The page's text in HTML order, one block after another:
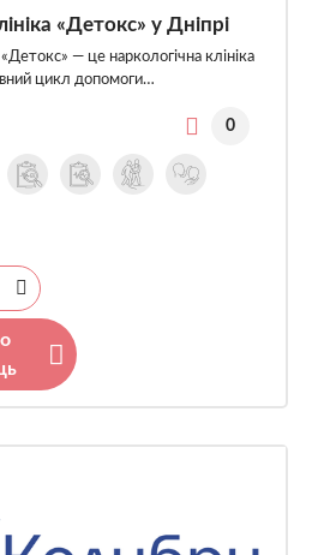
«Детокс» у Дніпрі
«Детокс» — це наркологічна клініка
цикл допомоги…
0